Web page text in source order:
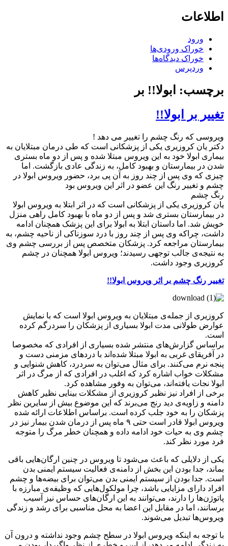
اطلاعات
ورود
خوراک ورودی‌ها
خوراک دیدگاه‌ها
وردپرس
برچسب: ابولا!! بر
تغییر بر ابولا!!
ویروسی که رنگ چشم را تغییر می دهد !
دکتر یان کروزیری یکی از پزشکانی است که طی درمان مبتلایان به
بیماری ابولا خود به این ویروس مبتلا شده و پس از دو ماه بستری
شدن در بیمارستان و بهبود کامل، به زندگی عادی بازگشت. اما
چیزی که وی پس از چند روز به آن پی برد، حضور ویروس ابولا در
چشم و تغییر رنگ این عضو در اثر این ویروس بود
رنگ چشم
یان کروزیری یکی از پزشکانی است که در اثر ابتلا به ویروس ابولا
در بیمارستان بستری شد و پس از دو ماه با بهبود کامل راهی منزل
خویش شد. اما داستان ابتلا به ابولا برای این پزشک همچنان ادامه
داشت، چراکه وی پس از چند روز با درد سوزناکی از ناحیه چشم، به
بیمارستان مراجعه کرد. پزشکان متخصص پس از بررسی چشم وی
به نتیجه‌ی جالب توجهی رسیدند؛ ویروس ابولا همچنان در چشم
کروزیری وجود داشت.
تغییر رنگ چشم بر اثر ویروس ابولا!!
کروزیری از جمله‌ی مبتلایان به ویروس ابولا است که با نمایش
عوارض طولانی مدت ابولا بسیاری از پزشکان را سردرگم کرده
است.
براساس گزارش‌های منتشر شده بسیاری از افرادی که مخصوصا
در آفریقای غربی به ابولا مبتلا شده‌اند با دردهای مزمنی دست و
پنجه نرم می‌کنند. برای مثال می‌توان به سردرد، کاهش شنوایی و
مشکلات خواب اشاره کرد که اغلب در افرادی که از مرگ در اثر
ابولا نجات یافته‌اند، می‌توان به وفور مشاهده کرد.
برخی از افراد نیز نظیر کروزیری از مشکلات بینایی نظیر کاهش
دامنه‌ و زاویه‌ی دید رنج می‌برند که این موضوع بیش از سایرین نظر
پزشکان را به خود جلب کرده است. براساس اطلاعات ارائه شده
ویروس ابولا قادر است حتی ۹ ماه پس از درمان شدن بیمار نیز در
چشم وی به حیات خود ادامه داده و همچنان خطر مرگ را متوجه
فرد مورد نظر کند.
یکی از دلایلی که باعث می‌شود تا ویروس در چنین ارگان‌هایی باقی
بماند، جدا بودن این بخش از دامنه‌ی فعالیت سیستم ایمنی بدن
است. جدا بودن از سیستم ایمنی بدن می‌توان برای بیضه‌ها و چشم
افراد دارای مزایایی باشد، چرا مولکول‌هایی که وظیفه‌ی مبارزه با
پاتوژن‌ها را دارند، می‌توانند به این ارگا‌ن‌های حساس نیز آسیب
برسانند، اما در مقابل این اعضا به محل مناسبی برای رشد و زندگی
ویروس‌ها تبدیل می‌شوند.
با توجه به اینکه ویروس ابولا در سطح چشم وجود نداشته و درون آن